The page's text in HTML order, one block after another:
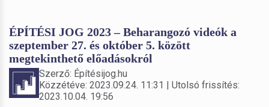
ÉPÍTÉSI JOG 2023 – Beharangozó videók a
szeptember 27. és október 5. között
megtekinthető előadásokról
Szerző: Építésijog.hu
Közzétéve: 2023.09.24. 11:31 | Utolsó frissítés:
2023.10.04. 19:56